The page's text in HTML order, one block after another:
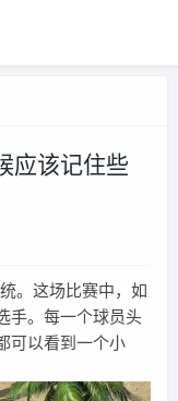
应该记住些
。这场比赛中，如
手。每一个球员头
可以看到一个小